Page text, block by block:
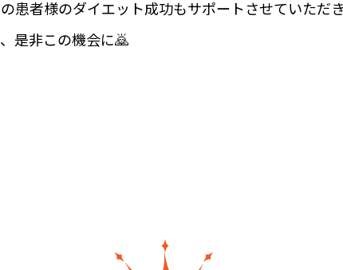
患者様のダイエット成功もサポートさせていただ
是非この機会に🙇